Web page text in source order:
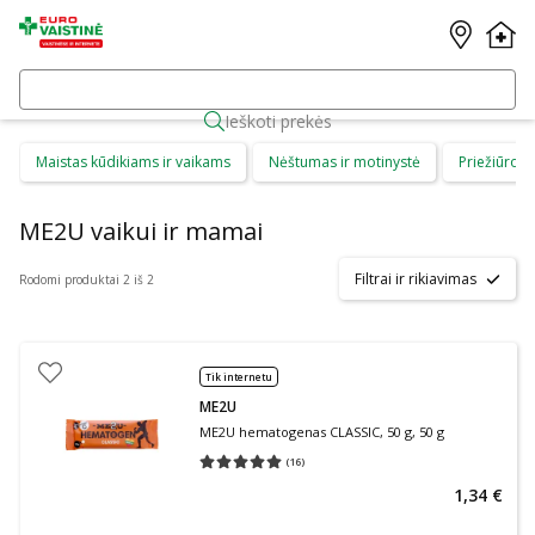
Ieškoti prekės
Maistas kūdikiams ir vaikams Nėštumas ir motinystė Priežiūros
ME2U vaikui ir mamai
Rodomi produktai 2 iš 2 Filtrai ir rikiavimas
Tik internetu
ME2U
ME2U hematogenas CLASSIC, 50 g, 50 g
(16)
Vidutinis įvertinimas 5.00
1,34 €